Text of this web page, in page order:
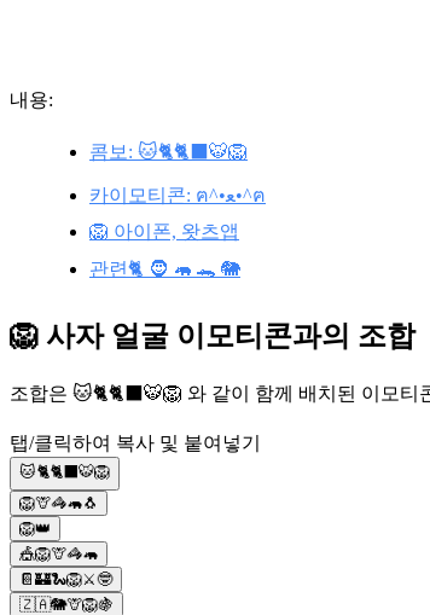
내용:
콤보: 🐱🐈🐈‍⬛🐯🦁
카이모티콘: ฅ^•ﻌ•^ฅ
🦁 아이폰, 왓츠앱
관련🐈 🧔 🦛 🐊 🐘
🦁 사자 얼굴 이모티콘과의 조합
조합은 🐱🐈🐈‍⬛🐯🦁 와 같이 함께 배치된 이모
탭/클릭하여 복사 및 붙여넣기
🐱🐈🐈‍⬛🐯🦁
🦁🦒🦓🦛🐧
🦁👑
🎪🦁🦒🦓🦛
📔🏰🐍🦁⚔️🤓
🇿🇦🐘🦒🦁🍇